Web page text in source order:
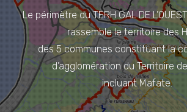
Le périmètre du TERH GAL DE
rassemble le territoire des
des 5 communes constituant la
d’agglomération du Territoire
incluant Mafate.